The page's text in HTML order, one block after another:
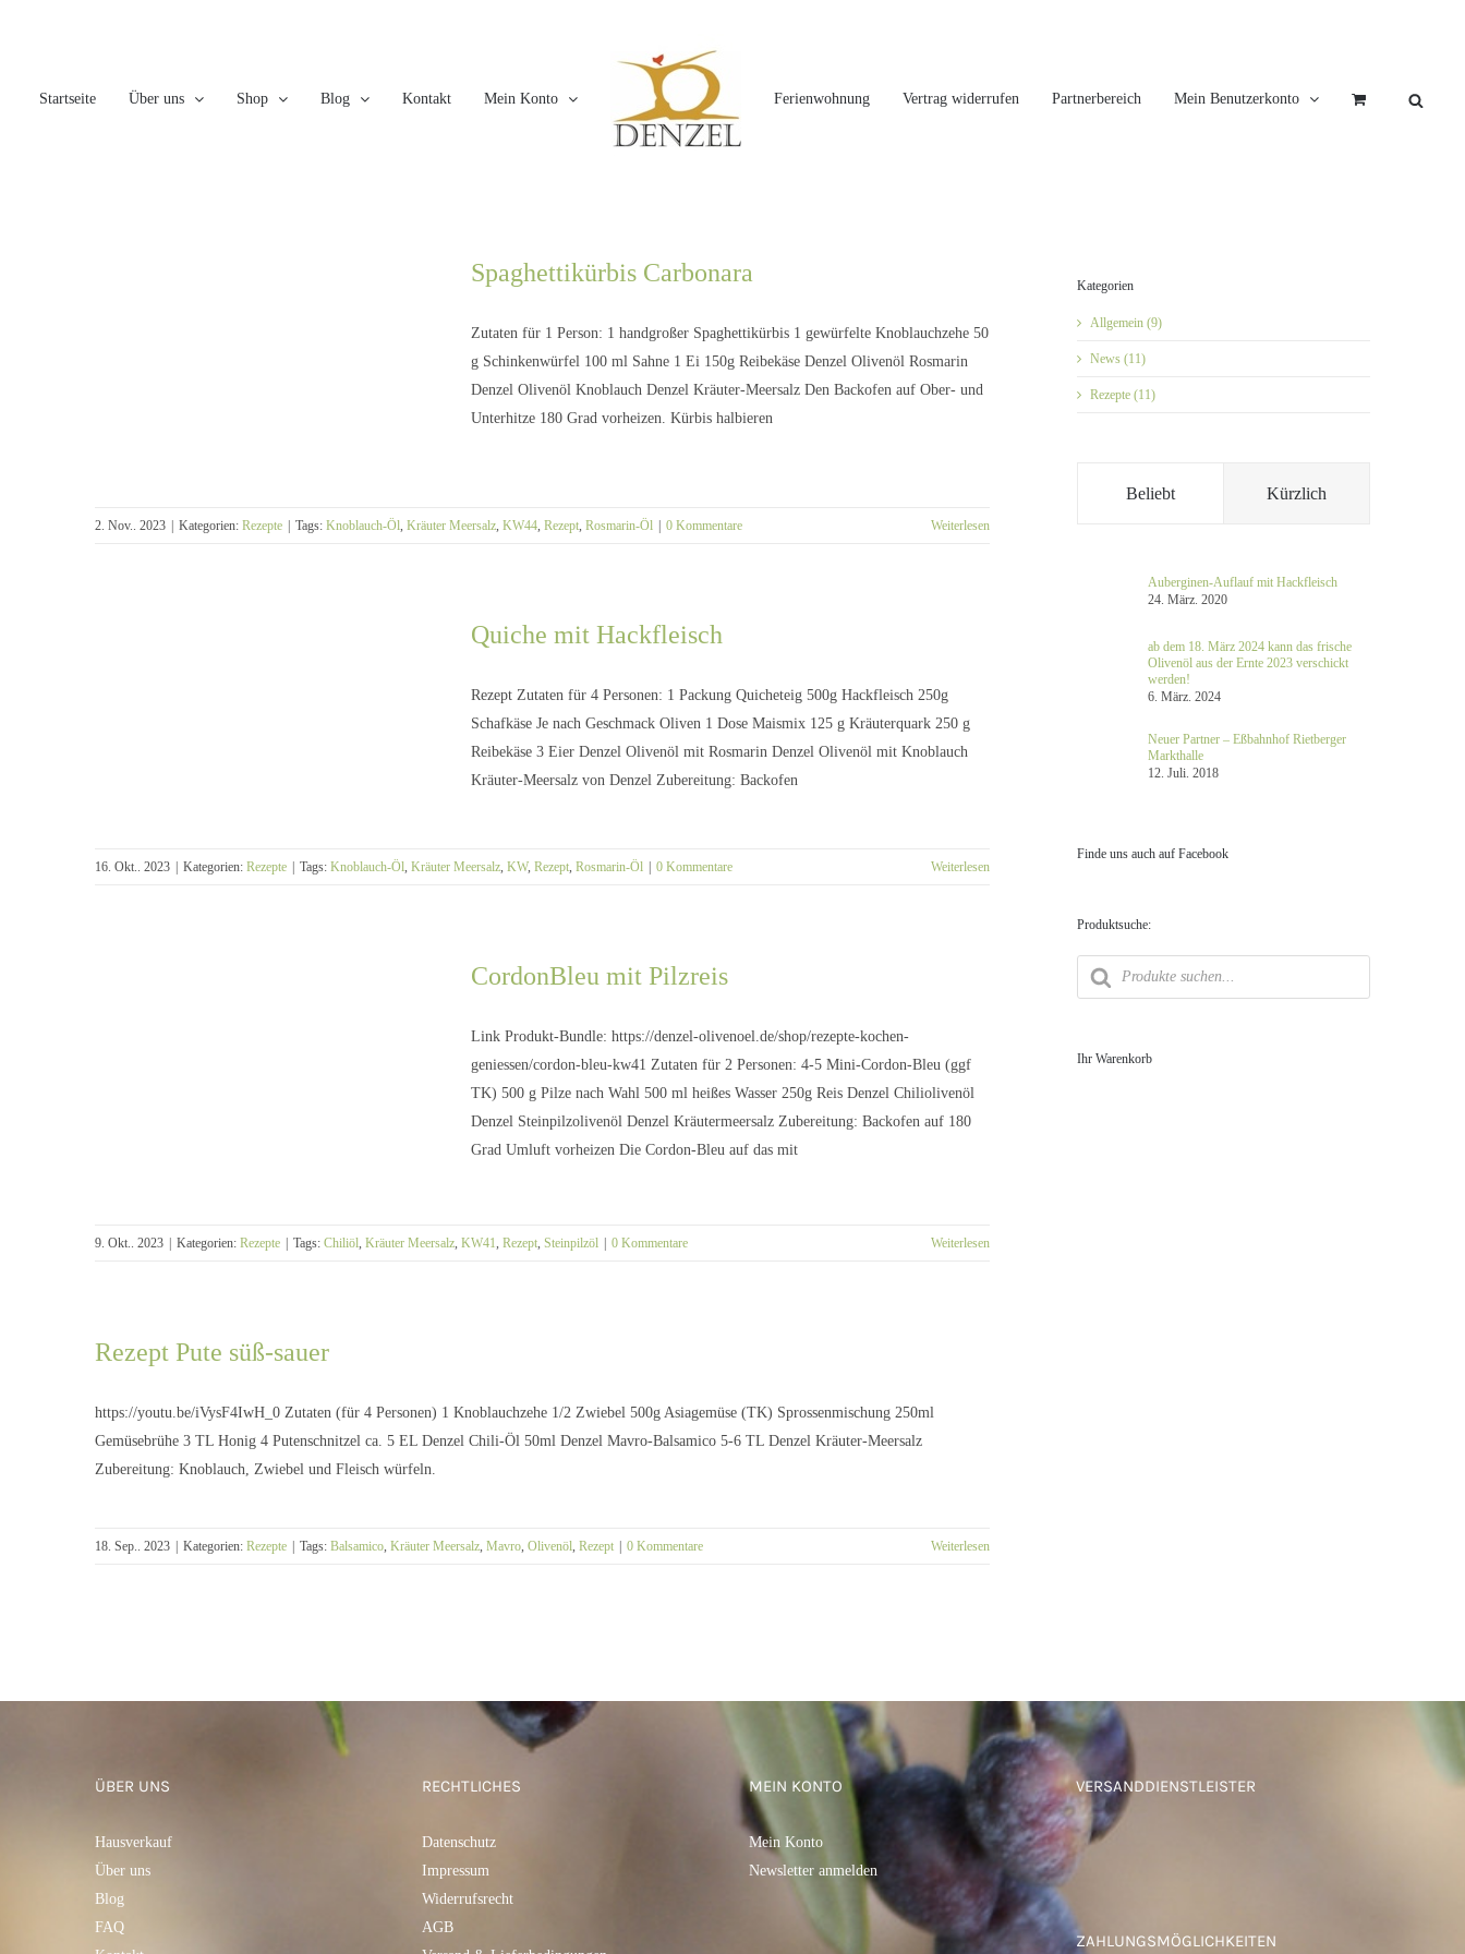
Startseite
Über uns Shop Blog Kontakt Mein Konto Ferienwohnung Vertrag widerrufen Partnerbereich Mein Benutzerkonto
Spaghettikürbis Carbonara
Zutaten für 1 Person: 1 handgroßer Spaghettikürbis 1 gewürfelte Knoblauchzehe 50
g Schinkenwürfel 100 ml Sahne 1 Ei 150g Reibekäse Denzel Olivenöl Rosmarin
Denzel Olivenöl Knoblauch Denzel Kräuter-Meersalz Den Backofen auf Ober- und
Unterhitze 180 Grad vorheizen. Kürbis halbieren
2. Nov.. 2023 Kategorien: Rezepte Tags: Knoblauch-Öl, Kräuter Meersalz, KW44, Rezept, Rosmarin-Öl 0 Kommentare Weiterlesen
Quiche mit Hackfleisch
Rezept Zutaten für 4 Personen: 1 Packung Quicheteig 500g Hackfleisch 250g
Schafkäse Je nach Geschmack Oliven 1 Dose Maismix 125 g Kräuterquark 250 g
Reibekäse 3 Eier Denzel Olivenöl mit Rosmarin Denzel Olivenöl mit Knoblauch
Kräuter-Meersalz von Denzel Zubereitung: Backofen
16. Okt.. 2023 Kategorien: Rezepte Tags: Knoblauch-Öl, Kräuter Meersalz, KW, Rezept, Rosmarin-Öl 0 Kommentare Weiterlesen
CordonBleu mit Pilzreis
CordonBleu mit Pilzreis
Link Produkt-Bundle: https://denzel-olivenoel.de/shop/rezepte-kochen-
geniessen/cordon-bleu-kw41 Zutaten für 2 Personen: 4-5 Mini-Cordon-Bleu (ggf
TK) 500 g Pilze nach Wahl 500 ml heißes Wasser 250g Reis Denzel Chiliolivenöl
Denzel Steinpilzolivenöl Denzel Kräutermeersalz Zubereitung: Backofen auf 180
Grad Umluft vorheizen Die Cordon-Bleu auf das mit
9. Okt.. 2023 | Kategorien: Rezepte | Tags: Chiliöl Kräuter Meersalz KW41 Rezept Steinpilzöl | 0 Kommentare Weiterlesen
Rezept Pute süß-sauer
https://youtu.be/iVysF4IwH_0 Zutaten (für 4 Personen) 1 Knoblauchzehe 1/2 Zwiebel 500g Asiagemüse (TK) Sprossenmischung 250ml
Gemüsebrühe 3 TL Honig 4 Putenschnitzel ca. 5 EL Denzel Chili-Öl 50ml Denzel Mavro-Balsamico 5-6 TL Denzel Kräuter-Meersalz
Zubereitung: Knoblauch, Zwiebel und Fleisch würfeln.
18. Sep.. 2023 | Kategorien: Rezepte | Tags: Balsamico Kräuter Meersalz Mavro Olivenöl Rezept | 0 Kommentare Weiterlesen
Kategorien
Allgemein (9)
News (11)
Rezepte (11)
Beliebt Kürzlich
Auberginen-Auflauf mit Hackfleisch
24. März. 2020
ab dem 18. März 2024 kann das frische
Olivenöl aus der Ernte 2023 verschickt
werden!
6. März. 2024
Neuer Partner – Eßbahnhof Rietberger
Markthalle
12. Juli. 2018
Finde uns auch auf Facebook
Produktsuche:
Products
search
Ihr Warenkorb
ÜBER UNS
Hausverkauf
Über uns
Blog
FAQ
RECHTLICHES
Datenschutz
Impressum
Widerrufsrecht
AGB
MEIN KONTO
Mein Konto
Newsletter anmelden
VERSANDDIENSTLEISTER
ZAHLUNGSMÖGLICHKEITEN